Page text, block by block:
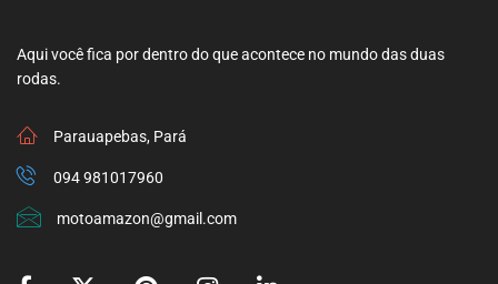
Aqui você fica por dentro do que acontece no mundo das duas
rodas.
Parauapebas, Pará
094 981017960
motoamazon@gmail.com